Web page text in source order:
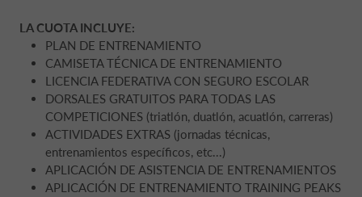
LA CUOTA INCLUYE:
PLAN DE ENTRENAMIENTO
CAMISETA TÉCNICA DE ENTRENAMIENTO
LICENCIA FEDERATIVA CON SEGURO ESCOLAR
DORSALES GRATUITOS PARA TODAS LAS
COMPETICIONES (triatlón, duatlón, acuatlón, carreras)
ACTIVIDADES EXTRAS (jornadas técnicas,
entrenamientos específicos, etc...)
APLICACIÓN DE ASISTENCIA DE ENTRENAMIENTOS
APLICACIÓN DE ENTRENAMIENTO TRAINING PEAKS